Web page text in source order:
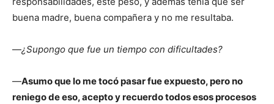
buena madre, buena compañera y no me resultaba.
—¿Supongo que fue un tiempo con dificultades?
—Asumo que lo me tocó pasar fue expuesto, pero no
reniego de eso, acepto y recuerdo todos esos procesos